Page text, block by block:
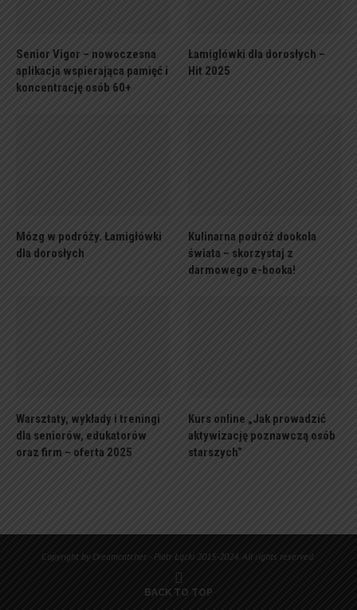
Senior Vigor – nowoczesna
aplikacja wspierająca pamięć i
koncentrację osób 60+
Łamigłówki dla dorosłych –
Hit 2025
Mózg w podróży. Łamigłówki
dla dorosłych
Kulinarna podróż dookoła
świata – skorzystaj z
darmowego e-booka!
Warsztaty, wykłady i treningi
dla seniorów, edukatorów
oraz firm – oferta 2025
Kurs online „Jak prowadzić
aktywizację poznawczą osób
starszych”
Copyright by Dreamcatcher - Piotr Łącki 2015-2024. All rights reserved.
BACK TO TOP